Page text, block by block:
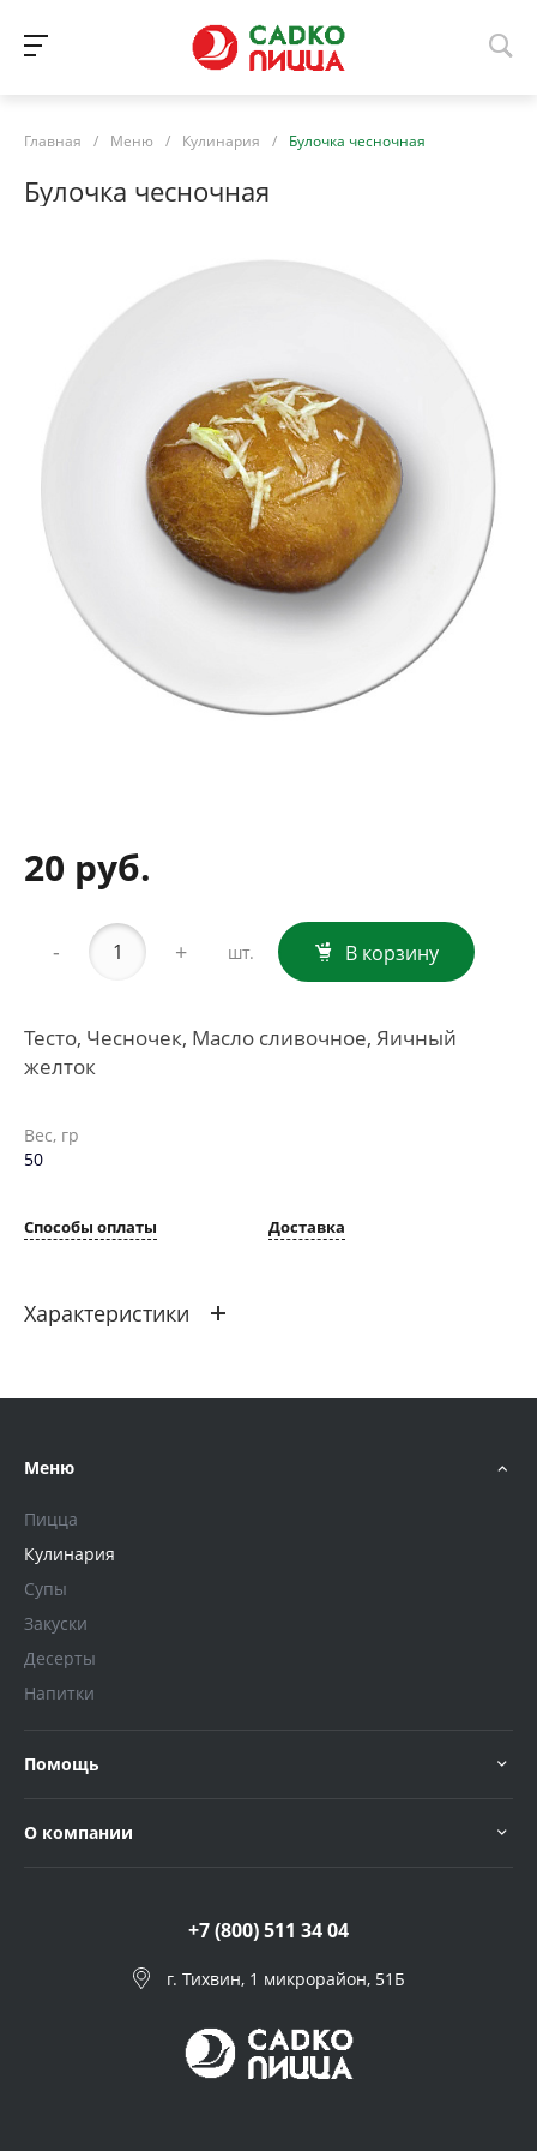
Главная / Меню / Кулинария / Булочка чесночная
Булочка чесночная
20 руб.
- + шт. В корзину
Тесто, Чесночек, Масло сливочное, Яичный
желток
Вес, гр
50
Способы оплаты Доставка
Характеристики
Меню
Пицца
Кулинария
Супы
Закуски
Десерты
Напитки
Помощь
О компании
+7 (800) 511 34 04
г. Тихвин, 1 микрорайон, 51Б